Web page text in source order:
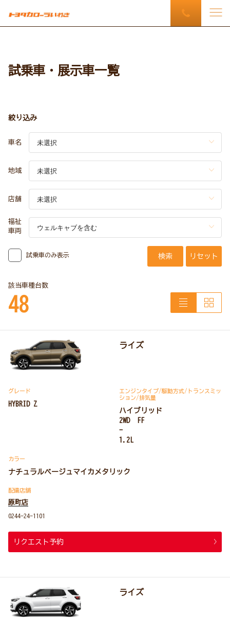
試乗車・展示車一覧
絞り込み
車名
地域
店舗
福祉
車両
試乗車のみ表示 検索 リセット
該当車種台数
48
ライズ
グレード
HYBRID Z
エンジンタイプ/駆動方式/ トランスミッ
ション/排気量
ハイブリッド
2WD FF
-
1.2L
カラー
ナチュラルベージュマイカメタリック
配備店舗
原町店
0244-24-1101
リクエスト予約
ライズ